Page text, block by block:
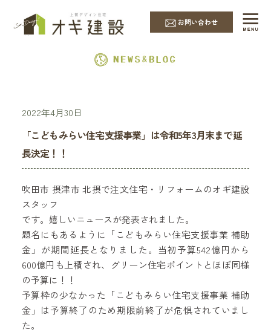
お問い合わせ
EVENT & NEWS
2022年4月30日
「こどもみらい住宅支援事業」は令和5年3月末まで延
長決定！！
吹田市 摂津市 北摂で注文住宅・リフォームのオギ建設
スタッフ
です。嬉しいニュースが発表されました。
題名にもあるように「こどもみらい住宅支援事業 補助
金」が期間延長となりました。当初予算542億円から
600億円も上積され、グリーン住宅ポイントとほぼ同様
の予算に！！
予算枠の少なかった「こどもみらい住宅支援事業 補助
金」は予算終了のため期限前終了が危惧されていまし
た。